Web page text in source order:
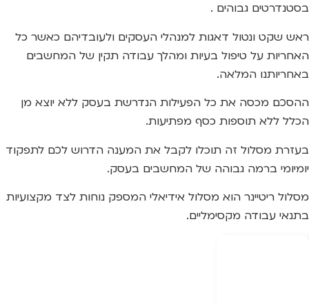
בסטנדרטים גבוהים .
ראש שקט ונטול דאגות למנהלי העסקים ולעובדיהם כאשר כל
האחריות על טיפול בעיות ומהלך עבודה תקין של המחשבים
באחריותנו המלאה.
ההסכם מכסה את כל הפעילות הנדרשת בעסק ללא יוצא מן
הכלל ללא תוספות כסף מפתיעות.
בעזרת מסלול זה תוכלו לקבל את המענה הדרוש לכם לתפקוד
יומיומי ברמה גבוהה של המחשבים בעסק.
מסלול ריטיינר הוא מסלול אידיאלי המספק נוחות לצד מקצועיות
בתנאי עבודה מקסימליים.